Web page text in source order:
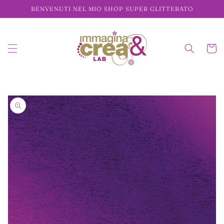
direttamente
ai contenuti
BENVENUTI NEL MIO SHOP SUPER GLITTERATO
Passa alle
informazioni
sul prodotto